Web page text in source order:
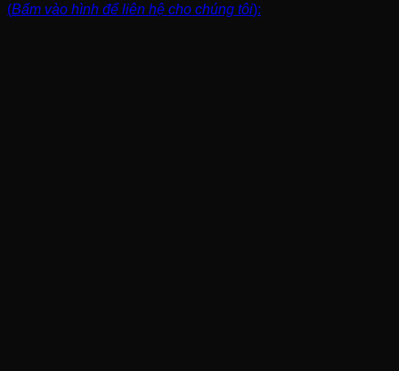
(Bấm vào hình để liên hệ cho chúng tôi):